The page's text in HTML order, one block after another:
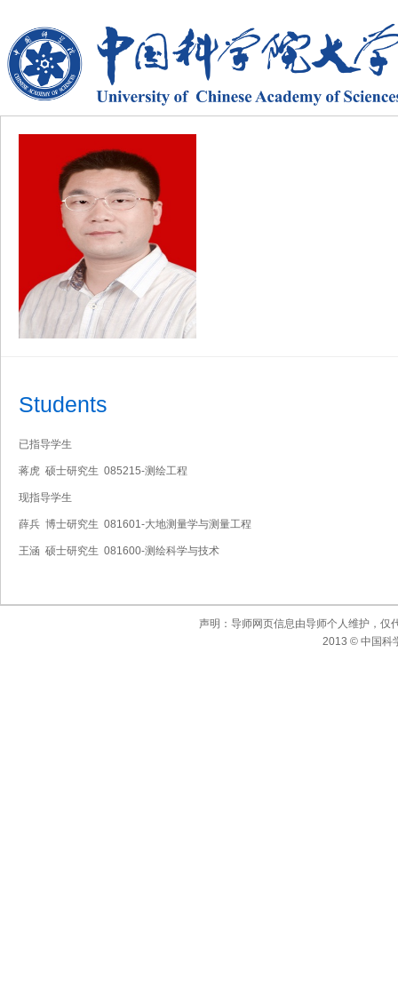
Students
已指导学生
蒋虎 硕士研究生 085215-测绘工程
现指导学生
薛兵 博士研究生 081601-大地测量学与测量工程
王涵 硕士研究生 081600-测绘科学与技术
声明：导师网页信息由导师个人维护，仅
2013 © 中国科